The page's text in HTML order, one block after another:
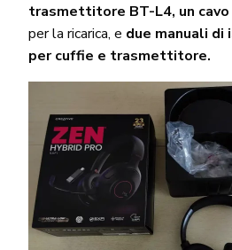
trasmettitore BT-L4, un cavo
per la ricarica, e due manuali
per cuffie e trasmettitore.